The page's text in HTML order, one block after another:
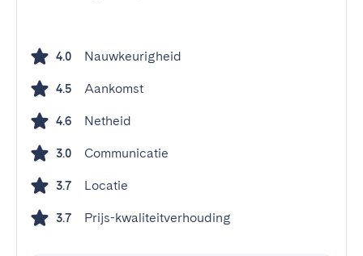
4.0 Nauwkeurigheid
4.5 Aankomst
4.6 Netheid
3.0 Communicatie
3.7 Locatie
3.7 Prijs-kwaliteitverhouding